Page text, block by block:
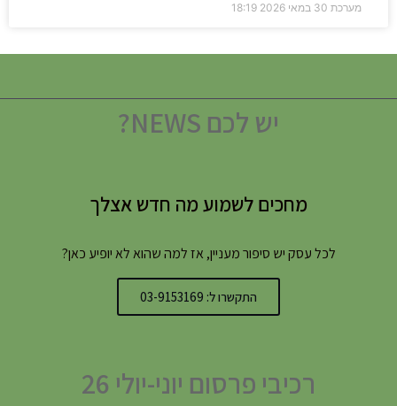
מערכת 30 במאי 2026 18:19
יש לכם NEWS?
מחכים לשמוע מה חדש אצלך
לכל עסק יש סיפור מעניין, אז למה שהוא לא יופיע כאן?
התקשרו ל: 03-9153169
רכיבי פרסום יוני-יולי 26